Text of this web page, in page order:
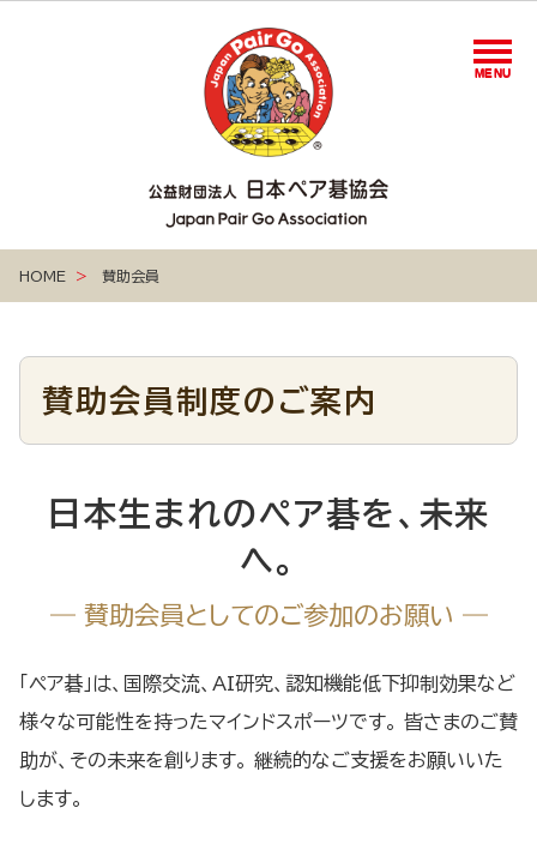
MENU
HOME 賛助会員
MENU
トップページ
賛助会員制度のご案内
日本生まれのペア碁を、未来
へ。
― 賛助会員としてのご参加のお願い ―
「ペア碁」は、国際交流、AI研究、認知機能低下抑制効果など
様々な可能性を持ったマインドスポーツです。 皆さまのご賛
助が、その未来を創ります。 継続的なご支援をお願いいた
します。